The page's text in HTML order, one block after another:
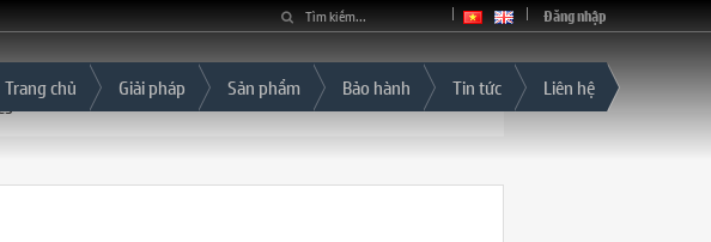
Đăng nhập
Trang chủ Giải pháp Sản phẩm Bảo hành Tin tức Liên hệ